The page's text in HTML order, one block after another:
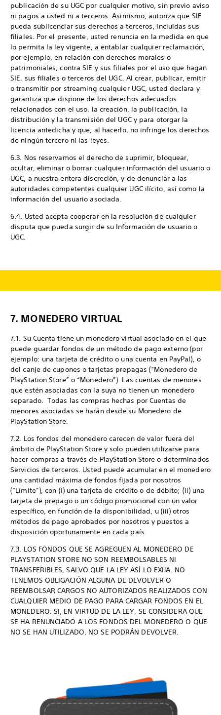
publicación de su UGC por cualquier motivo, sin previo aviso
ni pagos a usted ni a terceros. Asimismo, autoriza que SIE
pueda sublicenciar sus derechos a terceros, incluidas sus
filiales. Por el presente, usted renuncia en la medida en que
lo permita la ley vigente, a entablar cualquier reclamación,
por ejemplo, en relación con derechos morales o
patrimoniales, contra SIE y sus filiales por el uso que hagan
SIE, sus filiales o terceros del UGC. Al crear, publicar, emitir
o transmitir por streaming cualquier UGC, usted declara y
garantiza que dispone de los derechos adecuados
relacionados con el uso, la creación, la publicación, la
distribución y la transmisión del UGC y para otorgar la
licencia antedicha y que, al hacerlo, no infringe los derechos
de ningún tercero ni las leyes.
6.3. Nos reservamos el derecho de suprimir, bloquear,
ocultar, eliminar o borrar cualquier información del usuario o
UGC, a nuestra entera discreción, y de denunciar a las
autoridades competentes cualquier UGC ilícito, así como la
información del usuario asociada.
6.4. Usted acepta cooperar en la resolución de cualquier
disputa que pueda surgir de su Información de usuario o
UGC.
7. MONEDERO VIRTUAL
7.1. Su Cuenta tiene un monedero virtual asociado en el que
puede guardar fondos de un método de pago externo (por
ejemplo: una tarjeta de crédito o una cuenta en PayPal), o
del canje de cupones o tarjetas prepagas (“Monedero de
PlayStation Store” o “Monedero”). Las cuentas de menores
que estén asociadas con la suya no tienen un monedero
separado. Todas las compras hechas por Cuentas de
menores asociadas se harán desde su Monedero de
PlayStation Store.
7.2. Los fondos del monedero carecen de valor fuera del
ámbito de PlayStation Store y solo pueden utilizarse para
hacer compras a través de PlayStation Store o determinados
Servicios de terceros. Usted puede acumular en el monedero
una cantidad máxima de fondos fijada por nosotros
(“Límite”), con (i) una tarjeta de crédito o de débito; (ii) una
tarjeta de prepago o un código promocional con un valor
específico, en función de la disponibilidad, u (iii) otros
métodos de pago aprobados por nosotros y puestos a
disposición oportunamente en cada país.
7.3. LOS FONDOS QUE SE AGREGUEN AL MONEDERO DE
PLAYSTATION STORE NO SON REEMBOLSABLES NI
TRANSFERIBLES, SALVO QUE LA LEY ASÍ LO EXIJA. NO
TENEMOS OBLIGACIÓN ALGUNA DE DEVOLVER O
REEMBOLSAR CARGOS NO AUTORIZADOS REALIZADOS CON
CUALQUIER MEDIO DE PAGO PARA CARGAR FONDOS EN EL
MONEDERO. SI, EN VIRTUD DE LA LEY, SE CONSIDERA QUE
SE HA RENUNCIADO A LOS FONDOS DEL MONEDERO O QUE
NO SE HAN UTILIZADO, NO SE PODRÁN DEVOLVER.